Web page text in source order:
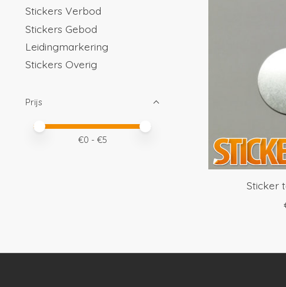
Stickers Verbod
Stickers Gebod
Leidingmarkering
Stickers Overig
Prijs
Minimale prijswaarde
Price maximum value
€0 - €5
Sticker